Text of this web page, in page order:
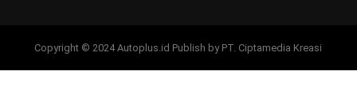
Copyright © 2024 Autoplus.id Publish by PT. Ciptamedia Kreasi